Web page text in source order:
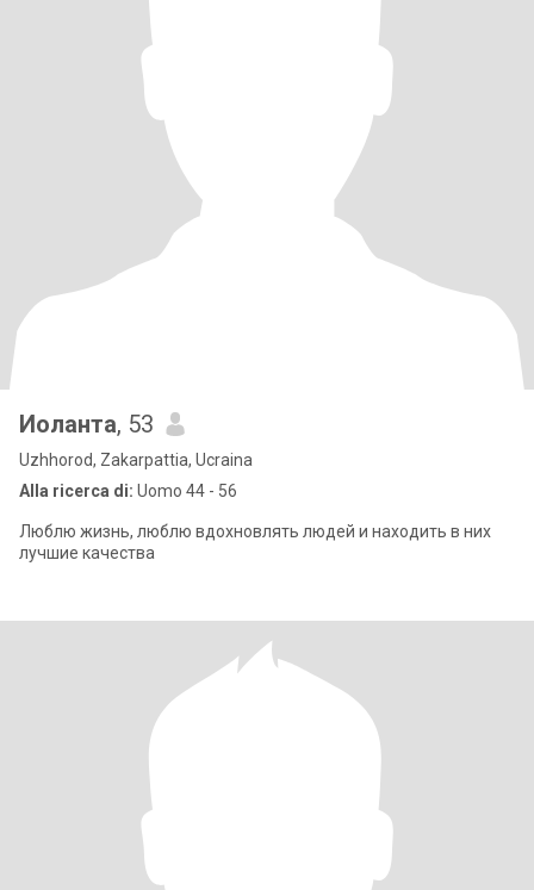
Иоланта, 53
Uzhhorod, Zakarpattia, Ucraina
Alla ricerca di: Uomo 44 - 56
Люблю жизнь, люблю вдохновлять людей и находить в них
лучшие качества